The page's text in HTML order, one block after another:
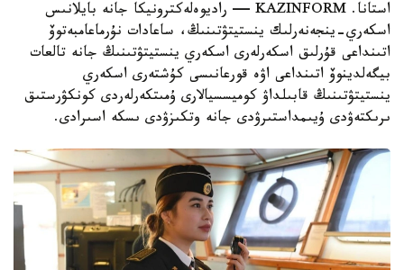
استانا. KAZINFORM — راديوەلەكترونيكا جانە بايلانىس
اسكەري-ينجەنەرلىك ينستيتۋتىنىڭ، ساعادات نۇرماعامبەتوۆ
اتىنداعى قۇرلىق اسكەرلەرى اسكەري ينستيتۋتىنىڭ جانە تالعات
بيگەلدينوۆ اتىنداعى اۋە قورعانىسى كۇشتەرى اسكەري
ينستيتۋتىنىڭ قابىلداۋ كوميسسيالارى ۇمىتكەرلەردى كونكۋرستىق
ىرىكتەۋدى ۇيىمداستىرۋدى جانە وتكىزۋدى ىسكە اسىرادى.